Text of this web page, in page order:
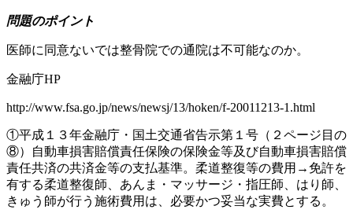
問題のポイント
医師に同意ないでは整骨院での通院は不可能なのか。
金融庁HP
http://www.fsa.go.jp/news/newsj/13/hoken/f-20011213-1.html
①平成１３年金融庁・国土交通省告示第１号（２ページ目の
⑧）自動車損害賠償責任保険の保険金等及び自動車損害賠償
責任共済の共済金等の支払基準。柔道整復等の費用→免許を
有する柔道整復師、あんま・マッサージ・指圧師、はり師、
きゅう師が行う施術費用は、必要かつ妥当な実費とする。